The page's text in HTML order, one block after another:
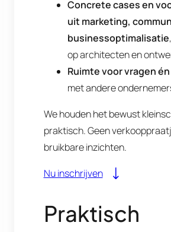
Concrete cases en
uit marketing,
businessoptimalisatie
op architecten en
Ruimte voor vragen
met andere
We houden het bewust
praktisch. Geen
bruikbare inzichten.
Nu inschrijven
Praktisch